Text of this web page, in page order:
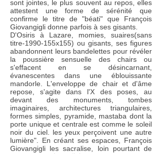
sont jointes, le plus souvent au repos, elles
attestent une forme de sérénité que
confirme le titre de "béati" que François
Giovangigli donne parfois à ses gisants.
D'Osiris à Lazare, momies, suaires(sans
titre-1990-155x155) ou gisants, ses figures
abandonnent leurs bandelettes pour révéler
la poussière sensuelle des chairs ou
s'effacent en se désincarnant,
évanescentes dans une éblouissante
mandorle. L'enveloppe de chair et d'âme
repose, s'agite dans l'X des poses, au
devant des monuments, tombes
imaginaires, architectures triangulaires,
formes simples, pyramide, mastaba dont la
porte unique et centrale est comme le soleil
noir du ciel. les yeux perçoivent une autre
lumière". En créant ses espaces, François
Giovangigli les sacralise, loin pourtant de